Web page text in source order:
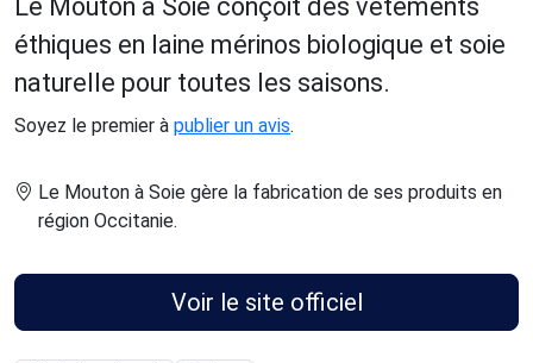
Le Mouton à Soie conçoit des vêtements
éthiques en laine mérinos biologique et soie
naturelle pour toutes les saisons.
Soyez le premier à publier un avis.
Le Mouton à Soie gère la fabrication de ses produits en
région Occitanie.
Voir le site officiel